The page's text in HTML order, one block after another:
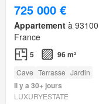
725 000 €
Appartement à
France
5 96 m²
Cave Terrasse Jardin
Il y a 30+ jours
LUXURYESTATE